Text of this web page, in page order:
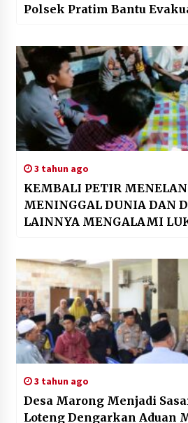
Polsek Pratim Bantu
3 tahun ago
KEMBALI PETIR MENELAN
MENINGGAL DUNIA DAN
LAINNYA MENGALAMI
3 tahun ago
Desa Marong Menjadi
Loteng Dengarkan Aduan